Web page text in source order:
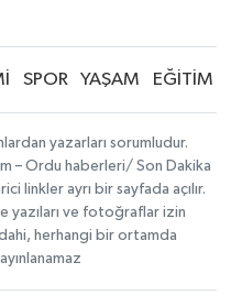
SPOR YAŞAM EĞİTİM
yazarları sorumludur.
– Ordu haberleri/ Son Dakika
linkler ayrı bir sayfada açılır.
yazıları ve fotoğraflar izin
dahi, herhangi bir ortamda